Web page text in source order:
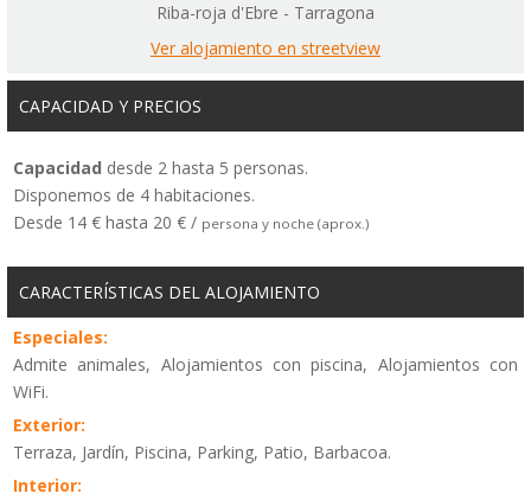
Riba-roja d'Ebre - Tarragona
Ver alojamiento en streetview
CAPACIDAD Y PRECIOS
Capacidad desde 2 hasta 5 personas.
Disponemos de 4 habitaciones.
Desde 14 € hasta 20 € / persona y noche (aprox.)
CARACTERÍSTICAS DEL ALOJAMIENTO
Especiales:
Admite animales, Alojamientos con piscina, Alojamientos con
WiFi.
Exterior:
Terraza, Jardín, Piscina, Parking, Patio, Barbacoa.
Interior: